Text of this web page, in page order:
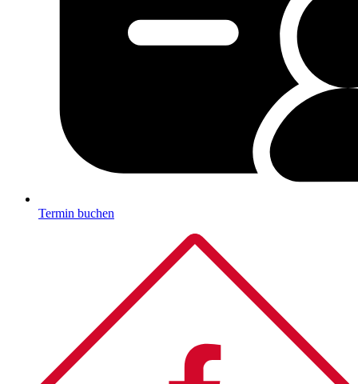
Termin buchen